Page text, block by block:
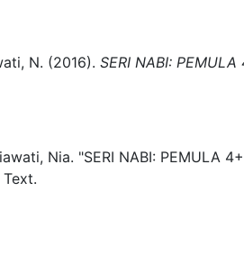
N. (2016). SERI NABI:
Nia. "SERI NABI: PEMULA
Text.